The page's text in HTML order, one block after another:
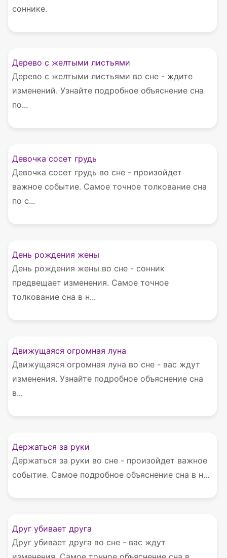
соннике.
Дерево с желтыми листьями
Дерево с желтыми листьями во сне - ждите
изменений. Узнайте подробное объяснение сна
по...
Девочка сосет грудь
Девочка сосет грудь во сне - произойдет
важное событие. Самое точное толкование сна
по с...
День рождения жены
День рождения жены во сне - сонник
предвещает изменения. Самое точное
толкование сна в н...
Движущаяся огромная луна
Движущаяся огромная луна во сне - вас ждут
изменения. Узнайте подробное объяснение сна
в...
Держаться за руки
Держаться за руки во сне - произойдет важное
событие. Самое подробное объяснение сна в н...
Друг убивает друга
Друг убивает друга во сне - вас ждут